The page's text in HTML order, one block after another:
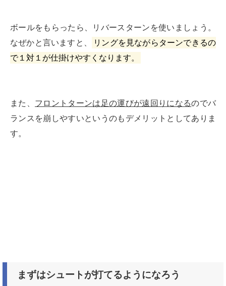
ボールをもらったら、リバースターンを使いましょう。
なぜかと言いますと、
リングを見ながらターンできるの
で１対１が仕掛けやすくなります。
また、 フロントターンは足の運びが遠回りになるのでバ
ランスを崩しやすいというのもデメリットとしてありま
す。
まずはシュートが打てるようになろう